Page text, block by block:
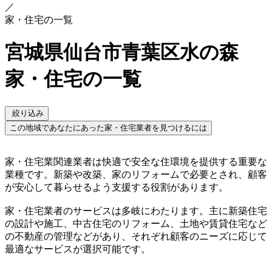
／
家・住宅の一覧
宮城県仙台市青葉区水の森
家・住宅の一覧
絞り込み
この地域であなたにあった家・住宅業者を見つけるには
家・住宅業関連業者は快適で安全な住環境を提供する重要な
業種です。新築や改築、家のリフォームで必要とされ、顧客
が安心して暮らせるよう支援する役割があります。
家・住宅業者のサービスは多岐にわたります。主に新築住宅
の設計や施工、中古住宅のリフォーム、土地や賃貸住宅など
の不動産の管理などがあり、それぞれ顧客のニーズに応じて
最適なサービスが選択可能です。